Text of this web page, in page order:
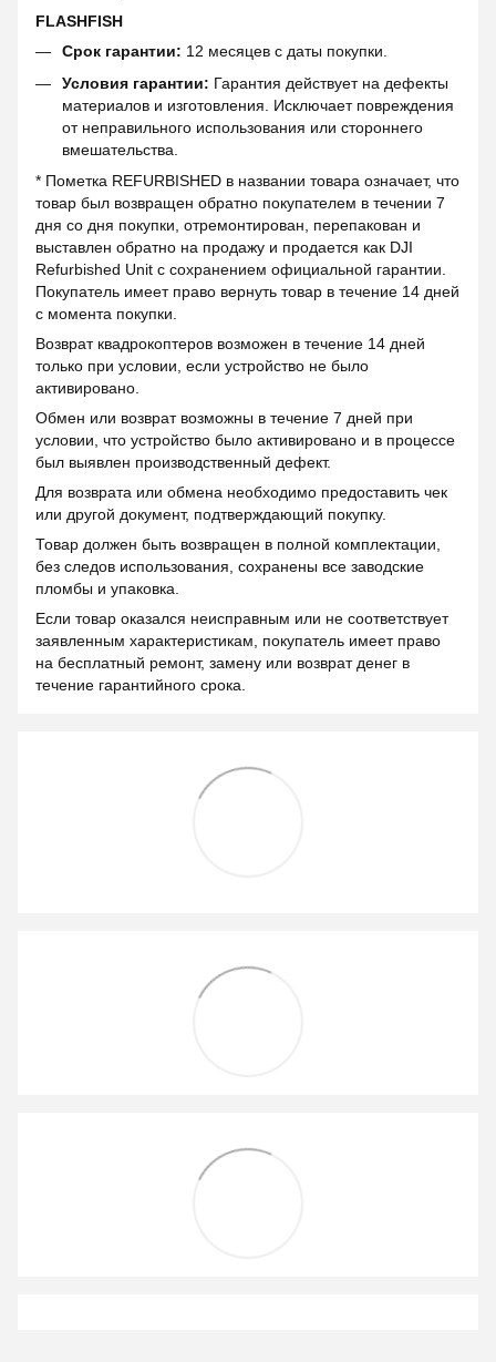
FLASHFISH
Срок гарантии: 12 месяцев с даты покупки.
Условия гарантии: Гарантия действует на дефекты
материалов и изготовления. Исключает повреждения
от неправильного использования или стороннего
вмешательства.
* Пометка REFURBISHED в названии товара означает, что
товар был возвращен обратно покупателем в течении 7
дня со дня покупки, отремонтирован, перепакован и
выставлен обратно на продажу и продается как DJI
Refurbished Unit с сохранением официальной гарантии.
Покупатель имеет право вернуть товар в течение 14 дней
с момента покупки.
Возврат квадрокоптеров возможен в течение 14 дней
только при условии, если устройство не было
активировано.
Обмен или возврат возможны в течение 7 дней при
условии, что устройство было активировано и в процессе
был выявлен производственный дефект.
Для возврата или обмена необходимо предоставить чек
или другой документ, подтверждающий покупку.
Товар должен быть возвращен в полной комплектации,
без следов использования, сохранены все заводские
пломбы и упаковка.
Если товар оказался неисправным или не соответствует
заявленным характеристикам, покупатель имеет право
на бесплатный ремонт, замену или возврат денег в
течение гарантийного срока.